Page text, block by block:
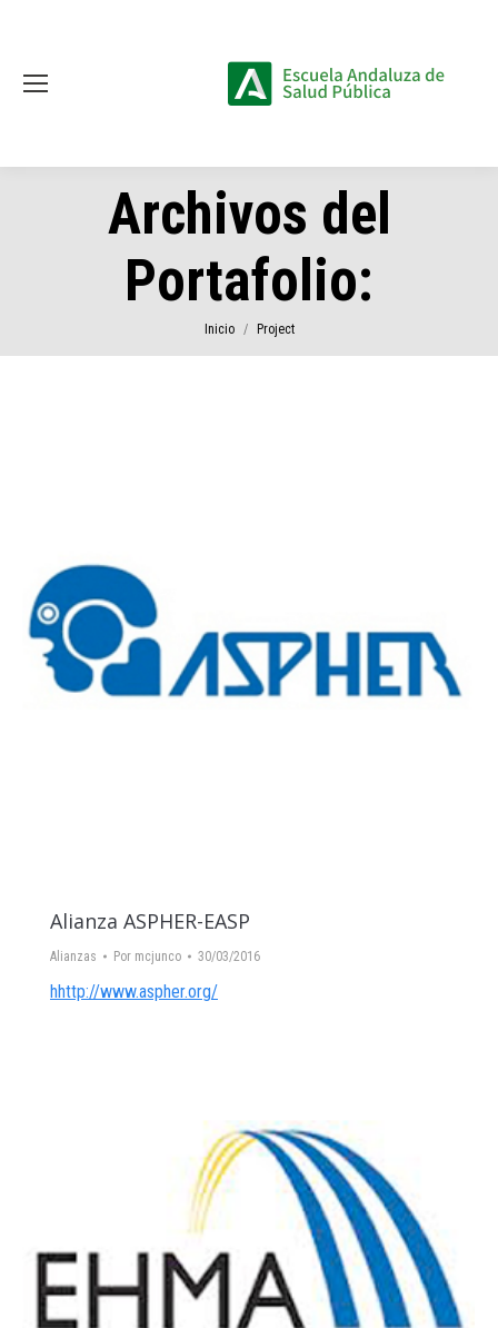
Archivos del
Portafolio:
Estás aquí:
Inicio Project
Alianza ASPHER-EASP
Alianzas Por mcjunco 30/03/2016
hhttp://www.aspher.org/